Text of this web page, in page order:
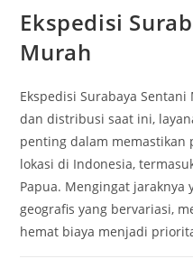
Ekspedisi
Murah
Ekspedisi Surabaya
dan distribusi saat ini,
penting dalam memastikan
lokasi di Indonesia,
Papua. Mengingat jaraknya
geografis yang bervariasi,
hemat biaya menjadi